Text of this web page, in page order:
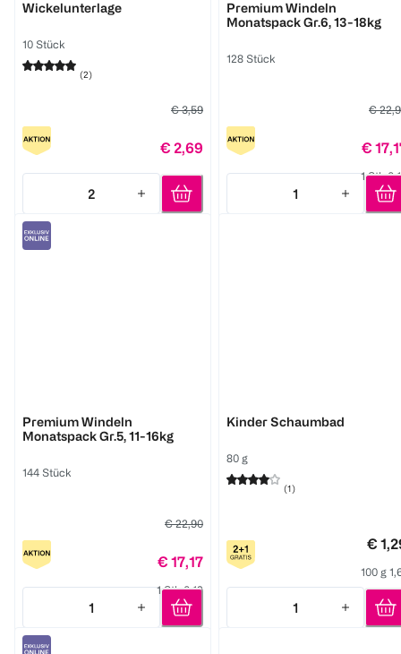
Wickelunterlage
10 Stück
(2)
€ 3,59
€ 2,69
2
Quantity: 2
Premium Windeln
Monatspack Gr.6, 13-18kg
128 Stück
€
€
1 Stk
1
Quantity: 1
Premium Windeln
Monatspack Gr.5, 11-16kg
144 Stück
€ 22,90
€ 17,17
1 Stk 0,12
1
Quantity: 1
Kinder Schaumbad
80 g
(1)
€
100 g
1
Quantity: 1